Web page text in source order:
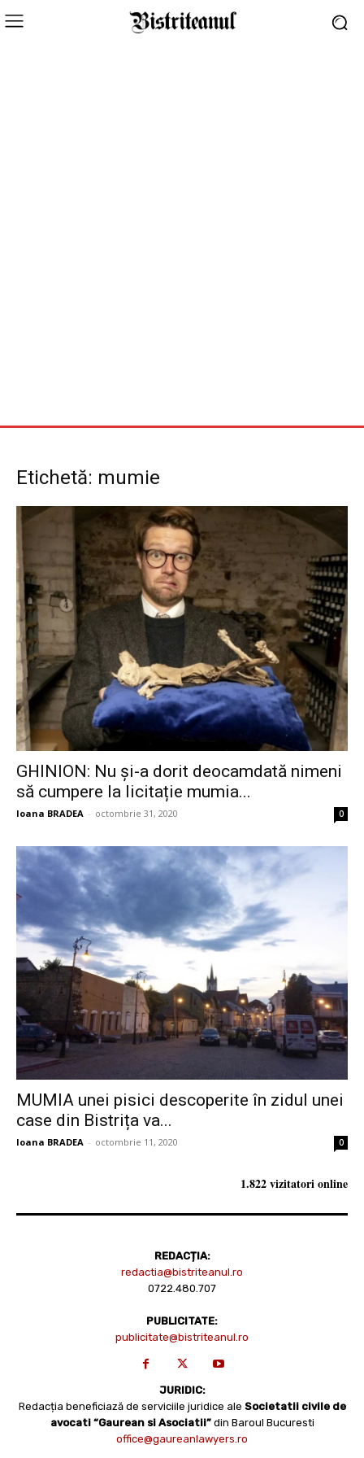
Etichetă: mumie
GHINION: Nu și-a dorit deocamdată nimeni
să cumpere la licitație mumia...
Ioana BRADEA - octombrie 31, 2020 0
MUMIA unei pisici descoperite în zidul unei
case din Bistrița va...
Ioana BRADEA - octombrie 11, 2020 0
1.822 vizitatori online
REDACȚIA:
redactia@bistriteanul.ro
0722.480.707
PUBLICITATE:
publicitate@bistriteanul.ro
JURIDIC:
Redacția beneficiază de serviciile juridice ale Societatii civile de
avocati “Gaurean si Asociatii” din Baroul Bucuresti
office@gaureanlawyers.ro